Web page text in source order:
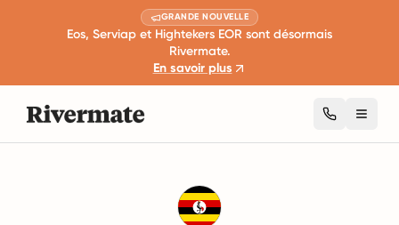
GRANDE NOUVELLE
Eos, Serviap et Hightekers EOR sont désormais
Rivermate.
En savoir plus